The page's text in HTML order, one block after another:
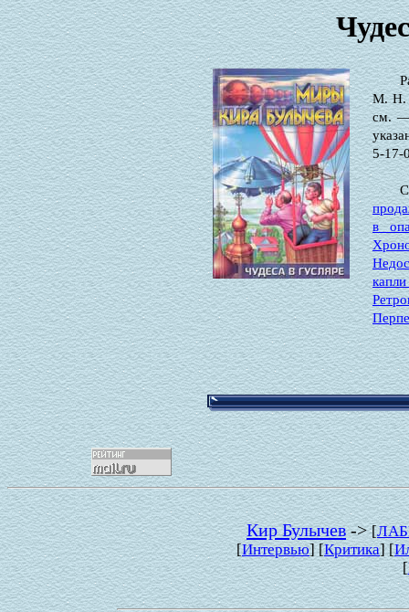
М. Н.
см. —
5-17-
в
Кир Булычев->[
[Интервью] [Критика] [
[